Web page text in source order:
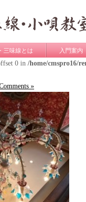
三味線とは 入門案内
0 in /home/cmspro16/
»